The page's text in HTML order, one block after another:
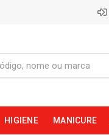
HIGIENE MANICURE